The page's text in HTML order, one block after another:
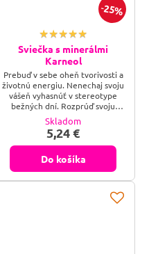
25%
Sviečka s minerálmi
Karneol
Prebuď v sebe oheň tvorivosti a
životnú energiu. Nenechaj svoju
vášeň vyhasnúť v stereotype
bežných dní. Rozprúď svoju
životnú silu, objav stratené
sebavedomie a vykroč v ústrety
svojim cieľom s energiou, ktorá
nepozná prekážky.
Skladom
5,24 €
Do košíka